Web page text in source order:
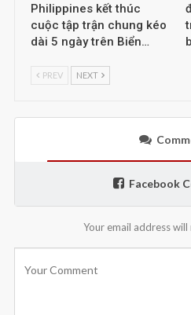
Philippines kết thúc
cuộc tập trận chung kéo
dài 5 ngày trên Biển…
PREV NEXT
Facebook
Your email address